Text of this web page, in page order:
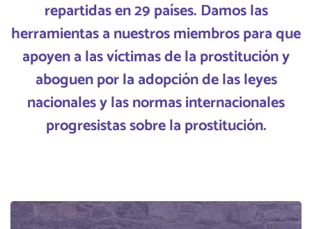
repartidas en 29países. Damos las
herramientas a nuestros miembros para que
apoyen a las víctimas de la prostitución y
aboguen por la adopción de las leyes
nacionales y las normas internacionales
progresistas sobre la prostitución.